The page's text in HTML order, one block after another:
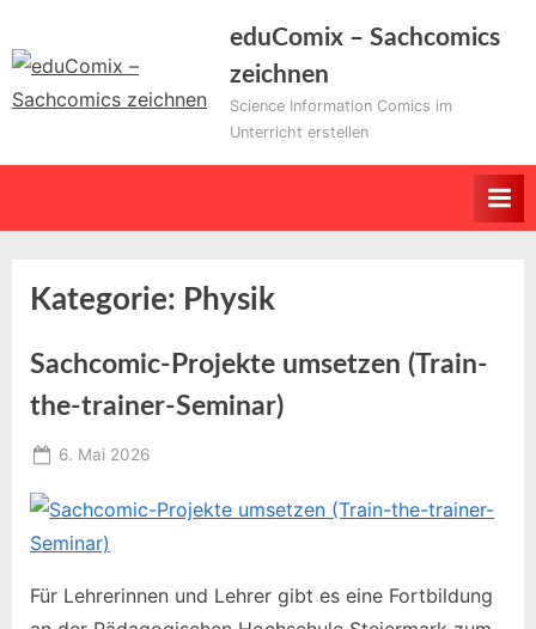
to
content
eduComix – Sachcomics
zeichnen
Science Information Comics im
Unterricht erstellen
Kategorie: Physik
Sachcomic-Projekte umsetzen (Train-
the-trainer-Seminar)
Posted
6. Mai 2026
Für Lehrerinnen und Lehrer gibt es eine Fortbildung